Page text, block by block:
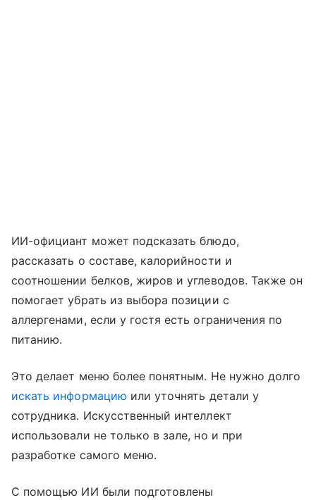
ИИ-официант может подсказать блюдо,
рассказать о составе, калорийности и
соотношении белков, жиров и углеводов. Также он
помогает убрать из выбора позиции с
аллергенами, если у гостя есть ограничения по
питанию.
Это делает меню более понятным. Не нужно долго
искать информацию или уточнять детали у
сотрудника. Искусственный интеллект
использовали не только в зале, но и при
разработке самого меню.
С помощью ИИ были подготовлены